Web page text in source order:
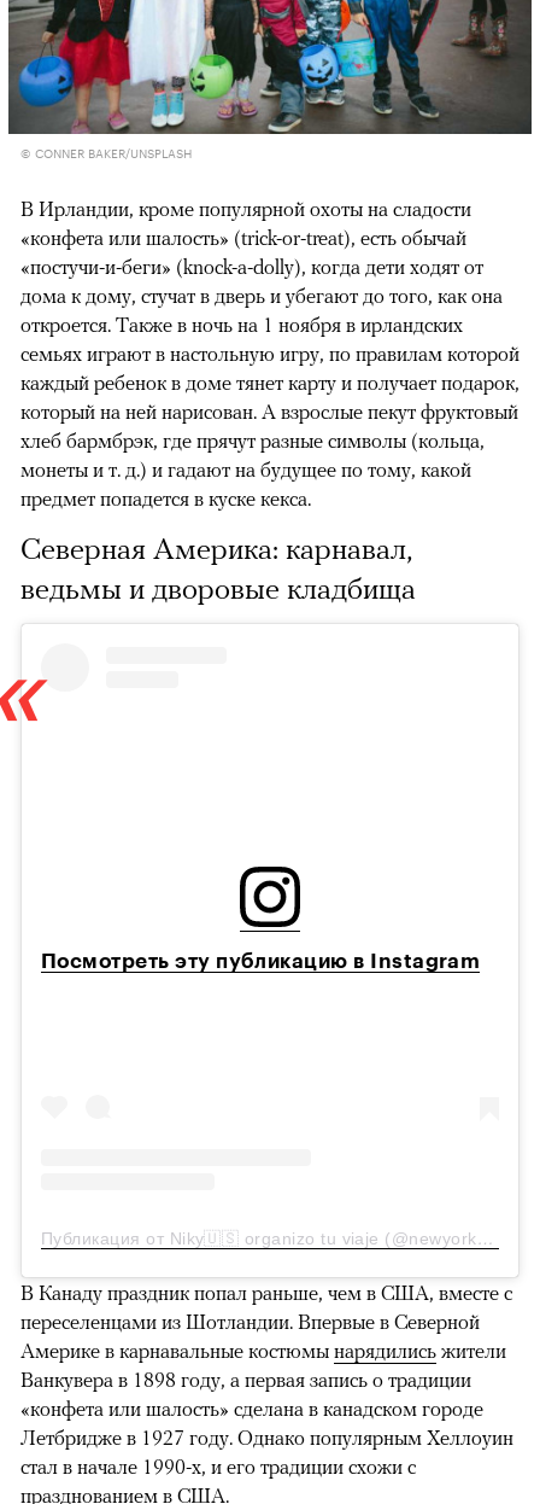
© CONNER BAKER/UNSPLASH
В Ирландии, кроме популярной охоты на сладости
«конфета или шалость» (trick-or-treat), есть обычай
«постучи-и-беги» (knock-a-dolly), когда дети ходят от
дома к дому, стучат в дверь и убегают до того, как она
откроется. Также в ночь на 1 ноября в ирландских
семьях играют в настольную игру, по правилам которой
каждый ребенок в доме тянет карту и получает подарок,
который на ней нарисован. А взрослые пекут фруктовый
хлеб бармбрэк, где прячут разные символы (кольца,
монеты и т. д.) и гадают на будущее по тому, какой
предмет попадется в куске кекса.
Северная Америка: карнавал,
ведьмы и дворовые кладбища
Посмотреть эту публикацию в Instagram
Публикация от Niky🇺🇸 organizo tu viaje (@newyorktravelplanner)
В Канаду праздник попал раньше, чем в США, вместе с
переселенцами из Шотландии. Впервые в Северной
Америке в карнавальные костюмы нарядились жители
Ванкувера в 1898 году, а первая запись о традиции
«конфета или шалость» сделана в канадском городе
Летбридже в 1927 году. Однако популярным Хеллоуин
стал в начале 1990-х, и его традиции схожи с
празднованием в США.